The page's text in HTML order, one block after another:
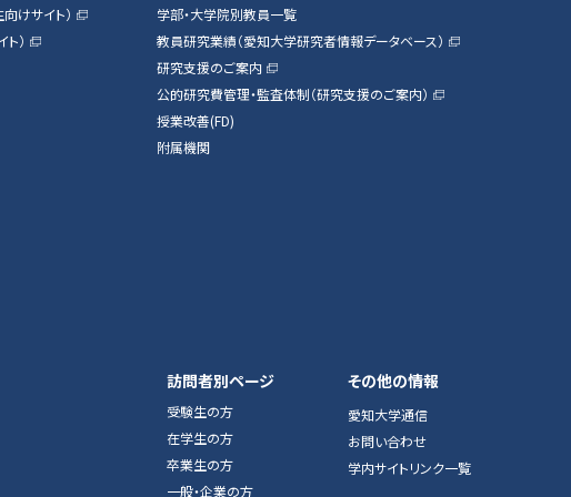
けサイト）
）
学部・大学院別教員一覧
教員研究業績（愛知大学研究者情報データベース）
研究支援のご案内
公的研究費管理・監査体制（研究支援のご案内）
授業改善(FD)
附属機関
訪問者別ページ
受験生の方
在学生の方
卒業生の方
一般・企業の方
その他の情報
愛知大学通信
お問い合わせ
学内サイトリンク一覧